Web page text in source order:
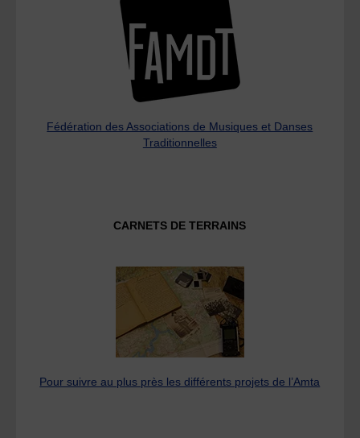
Fédération des Associations de Musiques et Danses
Traditionnelles
CARNETS DE TERRAINS
Pour suivre au plus près les différents projets de l’Amta